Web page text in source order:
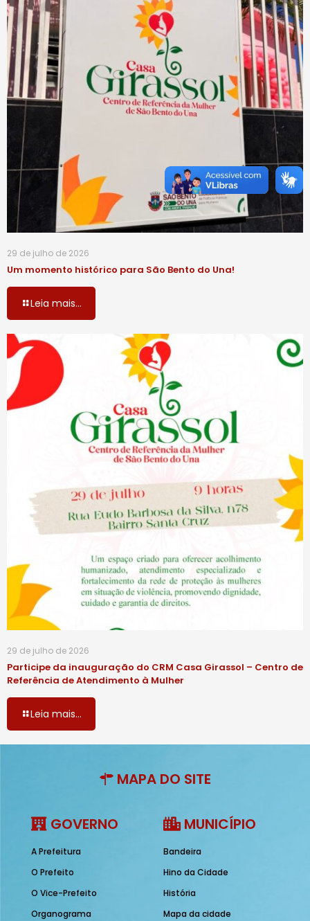
29 de julho de 2026
Um momento histórico para São Bento do Una!
Leia mais...
29 de julho de 2026
Participe da inauguração do CRM Casa Girassol – Centro de
Referência de Atendimento à Mulher
Leia mais...
MAPA DO SITE
GOVERNO
A Prefeitura
O Prefeito
O Vice-Prefeito
Organograma
MUNICÍPIO
Bandeira
Hino da Cidade
História
Mapa da cidade